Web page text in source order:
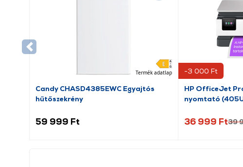
Termék adatlap
Candy CHASD4385EWC Egyajtós
hűtőszekrény
59 999 Ft
-3 000 Ft
HP OfficeJet
nyomtató
36 999 Ft39